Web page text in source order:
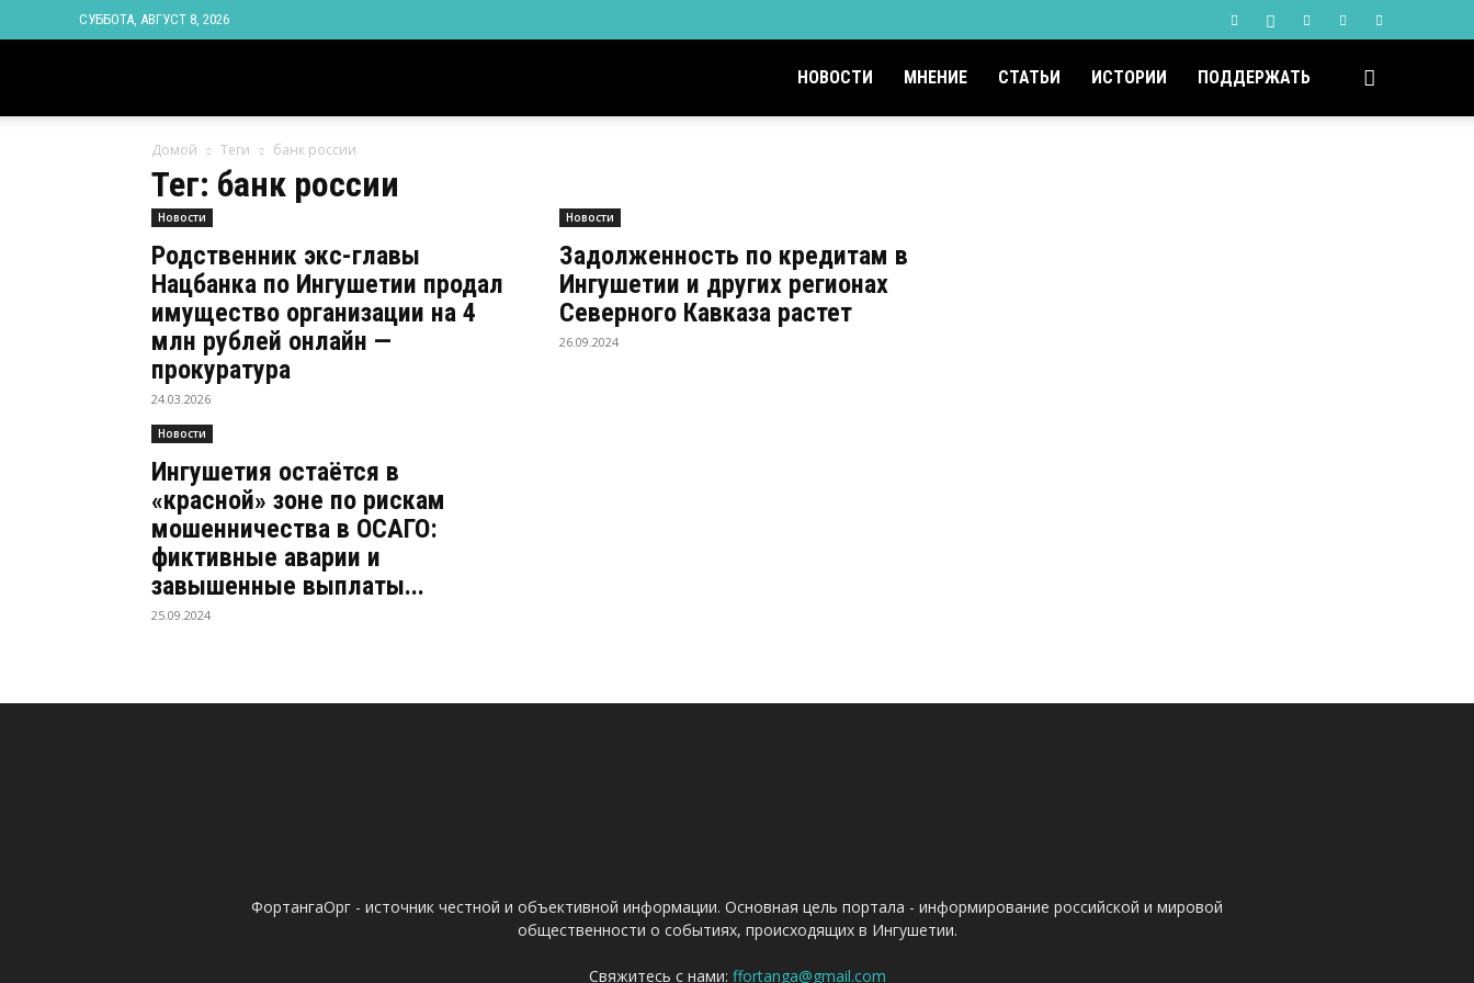
СУББОТА, АВГУСТ 8, 2026
Ингушетии
НОВОСТИ МНЕНИЕ СТАТЬИ ИСТОРИИ ПОДДЕРЖАТЬ
Домой Теги банк россии
Тег: банк россии
Новости
Родственник экс-главы
Нацбанка по Ингушетии продал
имущество организации на 4
млн рублей онлайн —
прокуратура
24.03.2026
Новости
Задолженность по кредитам в
Ингушетии и других регионах
Северного Кавказа растет
26.09.2024
Новости
Ингушетия остаётся в
«красной» зоне по рискам
мошенничества в ОСАГО:
фиктивные аварии и
завышенные выплаты...
25.09.2024
ФортангаОрг - источник честной и объективной информации. Основная цель портала - информирование российской и мировой
общественности о событиях, происходящих в Ингушетии.
Свяжитесь с нами: ffortanga@gmail.com